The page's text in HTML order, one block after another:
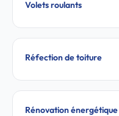
Volets roulants
Réfection de toiture
Rénovation